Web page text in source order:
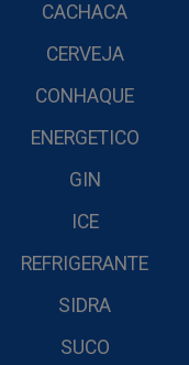
CACHACA
CERVEJA
CONHAQUE
ENERGETICO
GIN
ICE
REFRIGERANTE
SIDRA
SUCO